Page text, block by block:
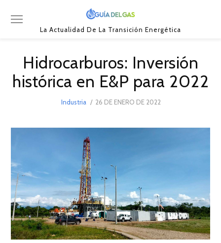
La Actualidad De La Transición Energética
Hidrocarburos: Inversión
histórica en E&P para 2022
Industria
POSTED
26 DE ENERO DE 2022